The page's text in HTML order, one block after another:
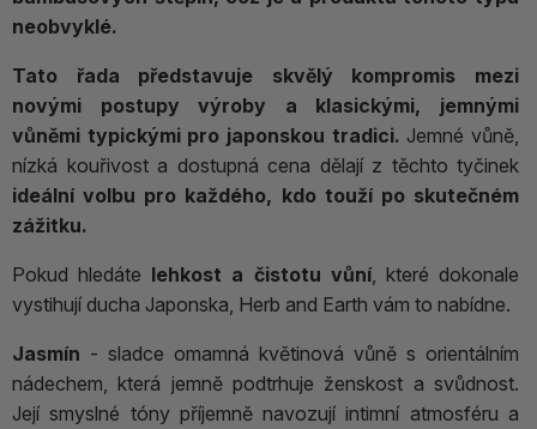
neobvyklé.
Tato řada představuje skvělý kompromis mezi
novými postupy výroby a klasickými, jemnými
vůněmi typickými pro japonskou tradici. Jemné vůně,
nízká kouřivost a dostupná cena dělají z těchto tyčinek
ideální volbu pro každého, kdo touží po skutečném
zážitku.
Pokud hledáte lehkost a čistotu vůní, které dokonale
vystihují ducha Japonska, Herb and Earth vám to nabídne.
Jasmín - sladce omamná květinová vůně s orientálním
nádechem, která jemně podtrhuje ženskost a svůdnost.
Její smyslné tóny příjemně navozují intimní atmosféru a